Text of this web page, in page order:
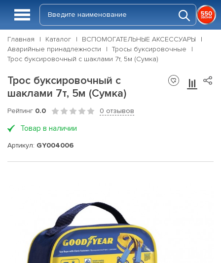
Главная Каталог
ВСПОМОГАТЕЛЬНЫЕ АКСЕССУАРЫ
Аварийные принадлежности
Тросы буксировочные
Трос буксировочный с шаклами 7т, 5м (Сумка)
Трос буксировочный с
шаклами 7т, 5м (Сумка)
Рейтинг 0.0 0 отзывов
Товар в наличии
Артикул: GY004006